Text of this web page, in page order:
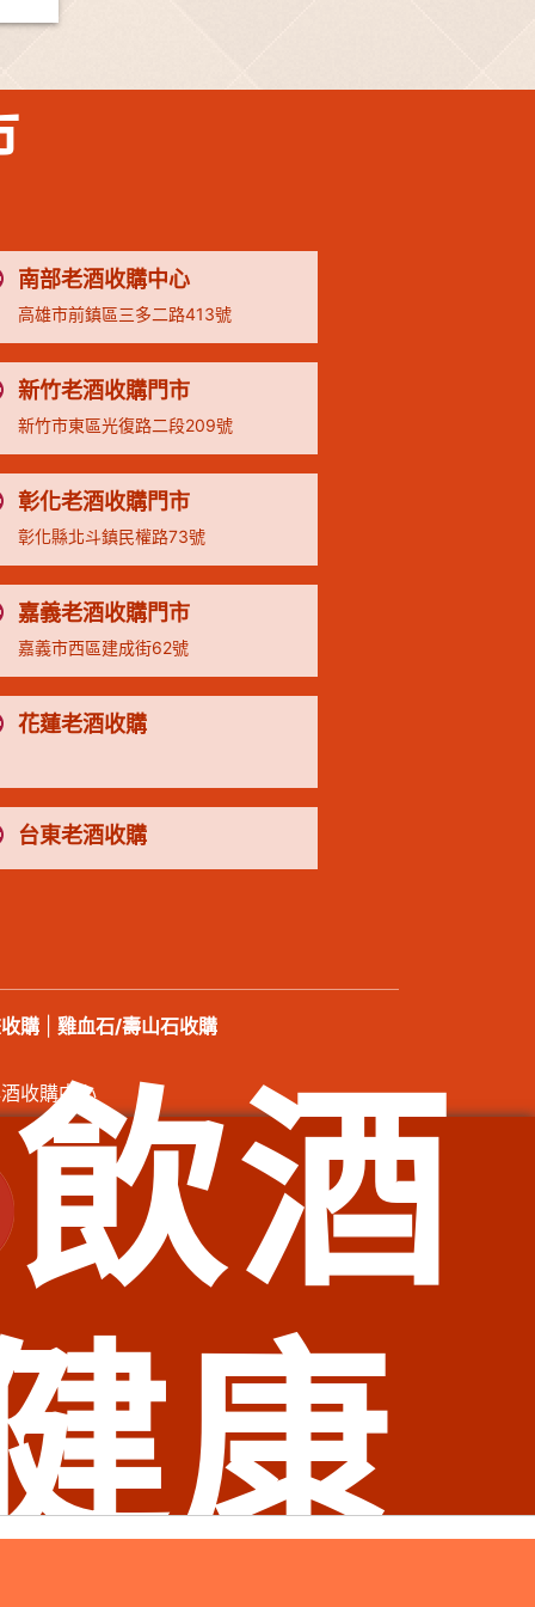
南部老酒收購中心
高雄市前鎮區三多二路413號
新竹老酒收購門市
新竹市東區光復路二段209號
彰化老酒收購門市
彰化縣北斗鎮民權路73號
嘉義老酒收購門市
嘉義市西區建成街62號
花蓮老酒收購
台東老酒收購
購 雞血石/壽山石收購
收購中心
號
老酒收購、臺北市中正區老酒收購、臺北市大安區老酒收
購、新北市汐止區老酒收購、新北市深坑區老酒收購、新北
市坪林區老酒收購、新北市烏來區老酒收購、新北市永和區
、基隆市暖暖區老酒收購
飲酒
康